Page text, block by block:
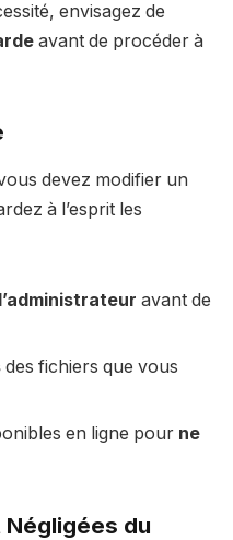
envisagez de
avant de procéder à
devez modifier un
à l’esprit les
avant de
des fichiers que vous
en ligne pour ne
du